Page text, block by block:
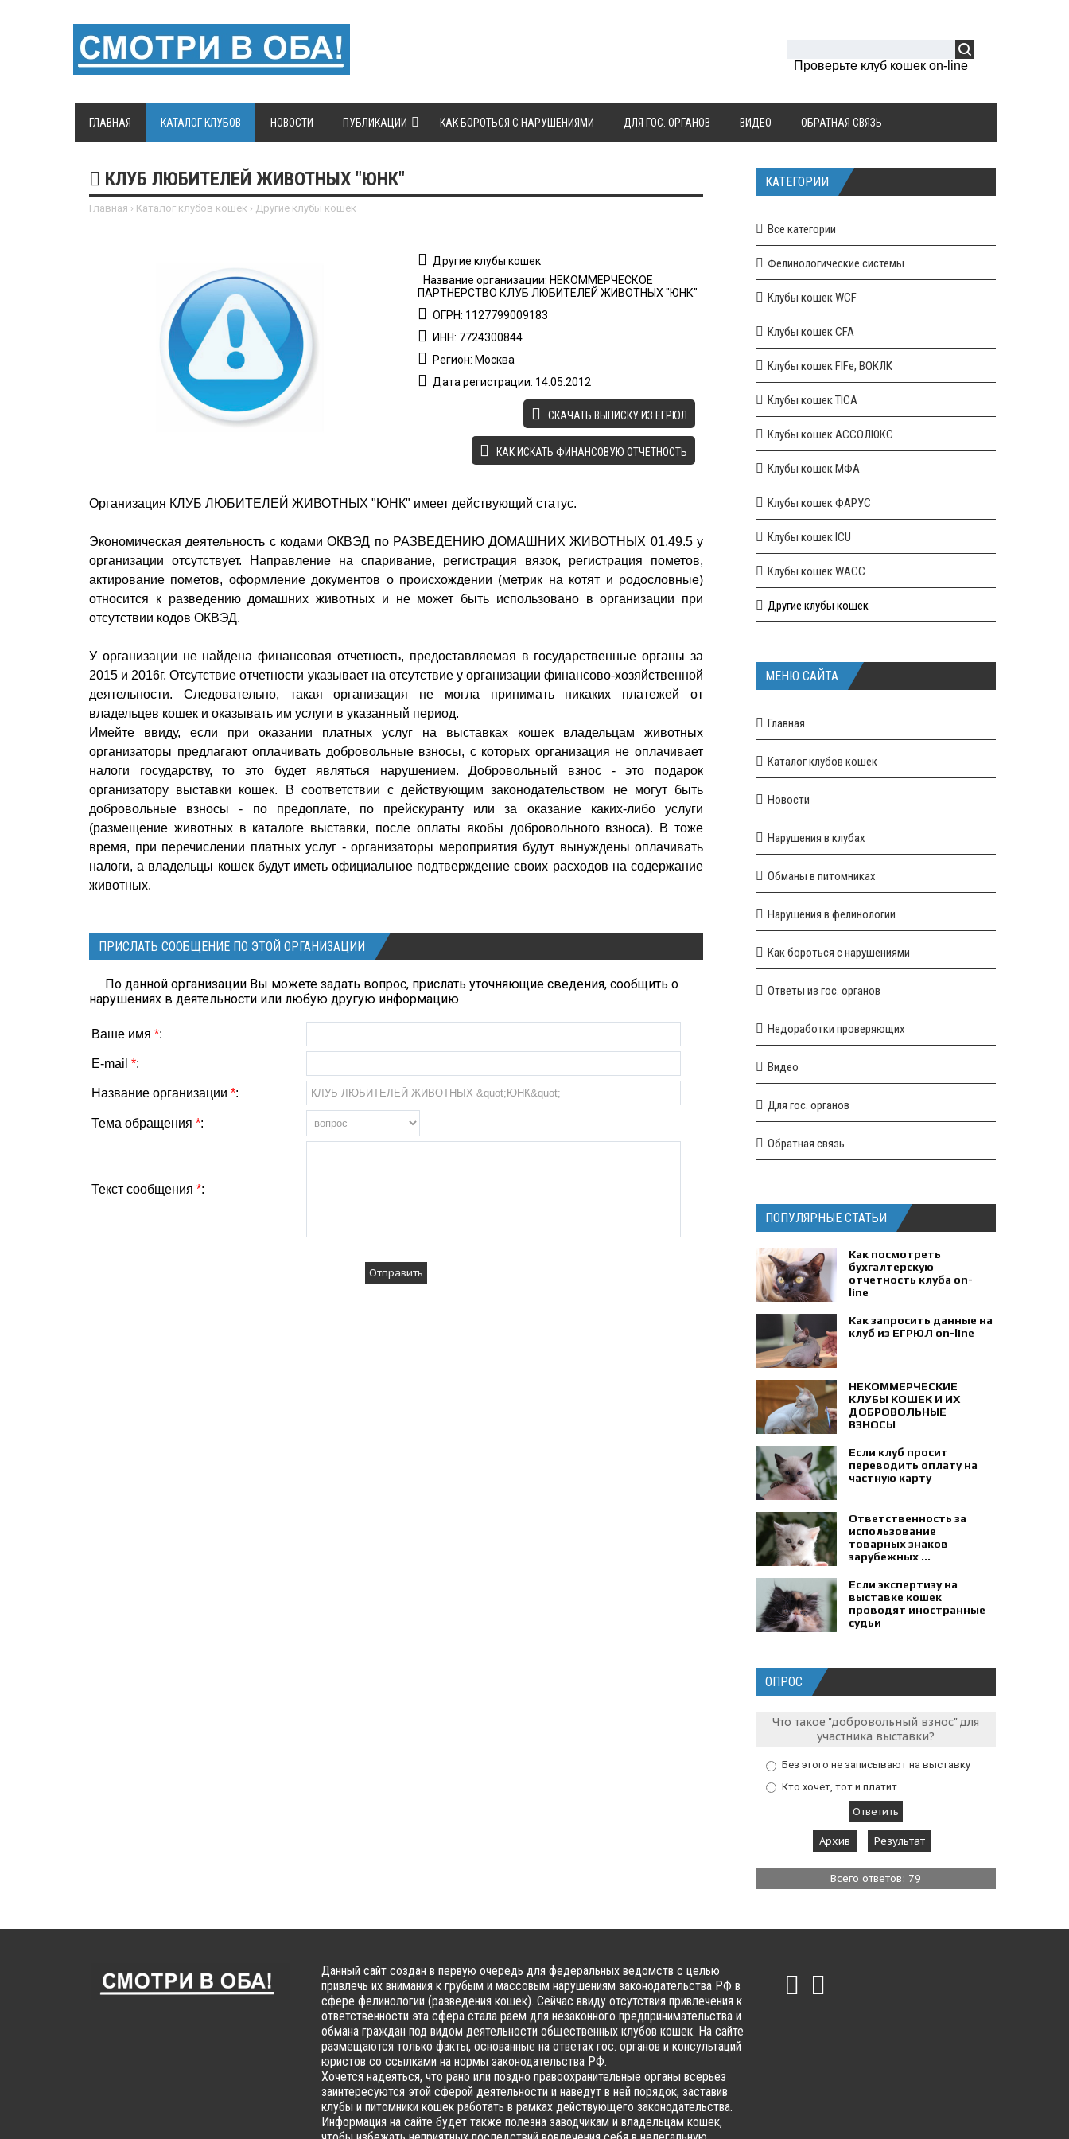
Проверьте клуб кошек on-line
ГЛАВНАЯ КАТАЛОГ КЛУБОВ НОВОСТИ ПУБЛИКАЦИИ КАК БОРОТЬСЯ С НАРУШЕНИЯМИ ДЛЯ ГОС. ОРГАНОВ ВИДЕО ОБРАТНАЯ СВЯЗЬ
КЛУБ ЛЮБИТЕЛЕЙ ЖИВОТНЫХ "ЮНК"
Главная › Каталог клубов кошек › Другие клубы кошек
Другие клубы кошек
Название организации: НЕКОММЕРЧЕСКОЕ
ПАРТНЕРСТВО КЛУБ ЛЮБИТЕЛЕЙ ЖИВОТНЫХ "ЮНК"
ОГРН: 1127799009183
ИНН: 7724300844
Регион: Москва
Дата регистрации: 14.05.2012
CКАЧАТЬ ВЫПИСКУ ИЗ ЕГРЮЛ
КАК ИСКАТЬ ФИНАНСОВУЮ ОТЧЕТНОСТЬ
Организация КЛУБ ЛЮБИТЕЛЕЙ ЖИВОТНЫХ "ЮНК" имеет действующий статус.
Экономическая деятельность с кодами ОКВЭД по РАЗВЕДЕНИЮ ДОМАШНИХ ЖИВОТНЫХ 01.49.5 у
организации отсутствует. Направление на спаривание, регистрация вязок, регистрация пометов,
актирование пометов, оформление документов о происхождении (метрик на котят и родословные)
относится к разведению домашних животных и не может быть использовано в организации при
отсутствии кодов ОКВЭД.
У организации не найдена финансовая отчетность, предоставляемая в государственные органы за
2015 и 2016г. Отсутствие отчетности указывает на отсутствие у организации финансово-хозяйственной
деятельности. Следовательно, такая организация не могла принимать никаких платежей от
владельцев кошек и оказывать им услуги в указанный период.
Имейте ввиду, если при оказании платных услуг на выставках кошек владельцам животных
организаторы предлагают оплачивать добровольные взносы, с которых организация не оплачивает
налоги государству, то это будет являться нарушением. Добровольный взнос - это подарок
организатору выставки кошек. В соответствии с действующим законодательством не могут быть
добровольные взносы - по предоплате, по прейскуранту или за оказание каких-либо услуги
(размещение животных в каталоге выставки, после оплаты якобы добровольного взноса). В тоже
время, при перечислении платных услуг - организаторы мероприятия будут вынуждены оплачивать
налоги, а владельцы кошек будут иметь официальное подтверждение своих расходов на содержание
животных.
ПРИСЛАТЬ СООБЩЕНИЕ ПО ЭТОЙ ОРГАНИЗАЦИИ
По данной организации Вы можете задать вопрос, прислать уточняющие сведения, сообщить о
нарушениях в деятельности или любую другую информацию
Ваше имя *:
E-mail *:
Название организации *:
Тема обращения *:
Текст сообщения *:
КАТЕГОРИИ
Все категории
Фелинологические системы
Клубы кошек WCF
Клубы кошек CFA
Клубы кошек FIFe, ВОКЛК
Клубы кошек TICA
Клубы кошек АССОЛЮКС
Клубы кошек МФА
Клубы кошек ФАРУС
Клубы кошек ICU
Клубы кошек WACC
Другие клубы кошек
МЕНЮ САЙТА
Главная
Каталог клубов кошек
Новости
Нарушения в клубах
Обманы в питомниках
Нарушения в фелинологии
Как бороться с нарушениями
Ответы из гос. органов
Недоработки проверяющих
Видео
Для гос. органов
Обратная связь
ПОПУЛЯРНЫЕ СТАТЬИ
Как посмотреть
бухгалтерскую
отчетность клуба on-
line
Как запросить данные на
клуб из ЕГРЮЛ on-line
НЕКОММЕРЧЕСКИЕ
КЛУБЫ КОШЕК И ИХ
ДОБРОВОЛЬНЫЕ
ВЗНОСЫ
Если клуб просит
переводить оплату на
частную карту
Ответственность за
использование
товарных знаков
зарубежных ...
Если экспертизу на
выставке кошек
проводят иностранные
судьи
ОПРОС
Что такое "добровольный взнос" для
участника выставки?
Без этого не записывают на выставку
Кто хочет, тот и платит
Архив Результат
Всего ответов: 79
Данный сайт создан в первую очередь для федеральных ведомств с целью
привлечь их внимания к грубым и массовым нарушениям законодательства РФ в
сфере фелинологии (разведения кошек). Сейчас ввиду отсутствия привлечения к
ответственности эта сфера стала раем для незаконного предпринимательства и
обмана граждан под видом деятельности общественных клубов кошек. На сайте
размещаются только факты, основанные на ответах гос. органов и консультаций
юристов со ссылками на нормы законодательства РФ.
Хочется надеяться, что рано или поздно правоохранительные органы всерьез
заинтересуются этой сферой деятельности и наведут в ней порядок, заставив
клубы и питомники кошек работать в рамках действующего законодательства.
Информация на сайте будет также полезна заводчикам и владельцам кошек,